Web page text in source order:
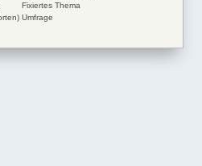
Fixiertes Thema
Umfrage